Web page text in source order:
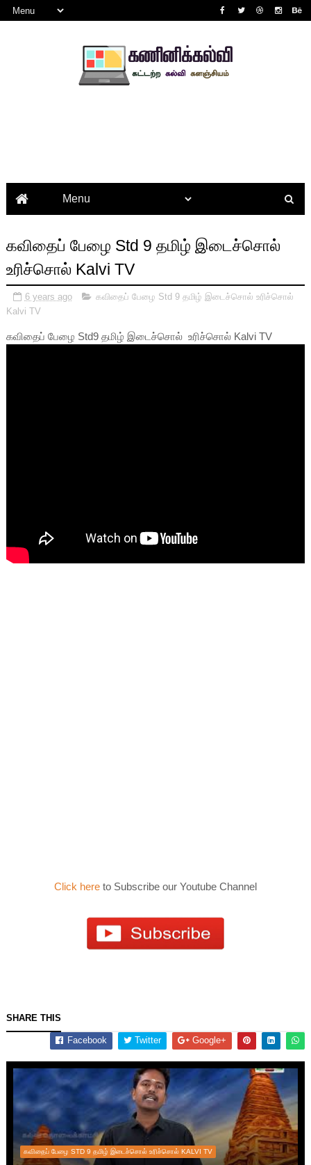
கவிதைப் பேழை Std 9 தமிழ் இடைச்சொல்
உரிச்சொல் Kalvi TV
6 years ago
கவிதைப் பேழை Std 9 தமிழ் இடைச்சொல் உரிச்சொல்
Kalvi TV
கவிதைப் பேழை Std9 தமிழ் இடைச்சொல் உரிச்சொல் Kalvi TV
Click here to Subscribe our Youtube Channel
SHARE THIS
Facebook Twitter Google+
கவிதைப் பேழை STD 9 தமிழ் இடைச்சொல் உரிச்சொல் KALVI TV